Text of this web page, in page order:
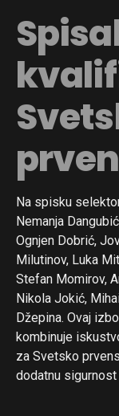
Na spisku
Nemanja
Ognjen Dobrić,
Milutinov, Luka
Stefan Momirov,
Nikola Jokić,
Džepina. Ovaj
kombinuje
za Svetsko
dodatnu